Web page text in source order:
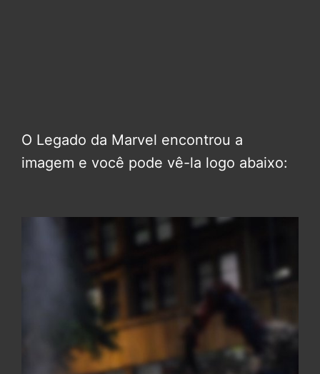
O Legado da Marvel encontrou a
imagem e você pode vê-la logo abaixo: